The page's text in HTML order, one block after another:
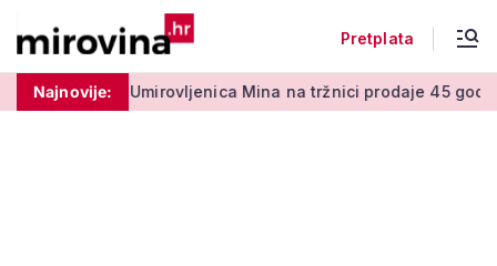
Pretplata
Najnovije:
centi Umirovljenica Mina na tržnici prodaje 45 godina: